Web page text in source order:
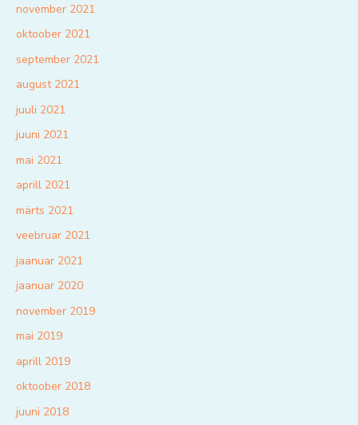
november 2021
oktoober 2021
september 2021
august 2021
juuli 2021
juuni 2021
mai 2021
aprill 2021
märts 2021
veebruar 2021
jaanuar 2021
jaanuar 2020
november 2019
mai 2019
aprill 2019
oktoober 2018
juuni 2018